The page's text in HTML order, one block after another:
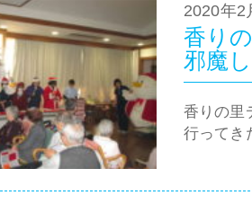
2020年2
香り
邪魔
香りの里
行ってき